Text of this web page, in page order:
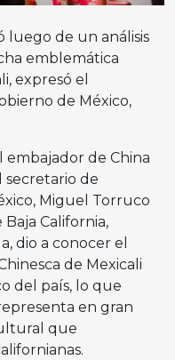
luego de un análisis
emblemática
expresó el
de México,
embajador de China
secretario de
Miguel Torruco
California,
dio a conocer el
de Mexicali
del país, lo que
en gran
que